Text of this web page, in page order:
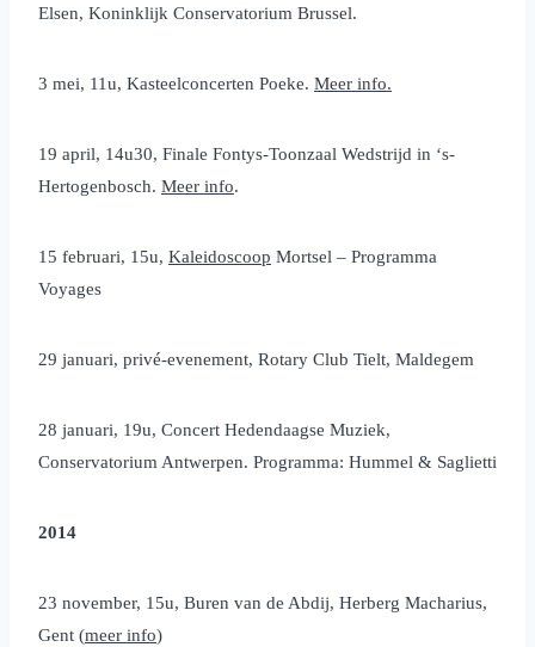
Elsen, Koninklijk Conservatorium Brussel.
3 mei, 11u, Kasteelconcerten Poeke. Meer info.
19 april, 14u30, Finale Fontys-Toonzaal Wedstrijd in ‘s-
Hertogenbosch. Meer info.
15 februari, 15u, Kaleidoscoop Mortsel – Programma
Voyages
29 januari, privé-evenement, Rotary Club Tielt, Maldegem
28 januari, 19u, Concert Hedendaagse Muziek,
Conservatorium Antwerpen. Programma: Hummel & Saglietti
2014
23 november, 15u, Buren van de Abdij, Herberg Macharius,
Gent (meer info)